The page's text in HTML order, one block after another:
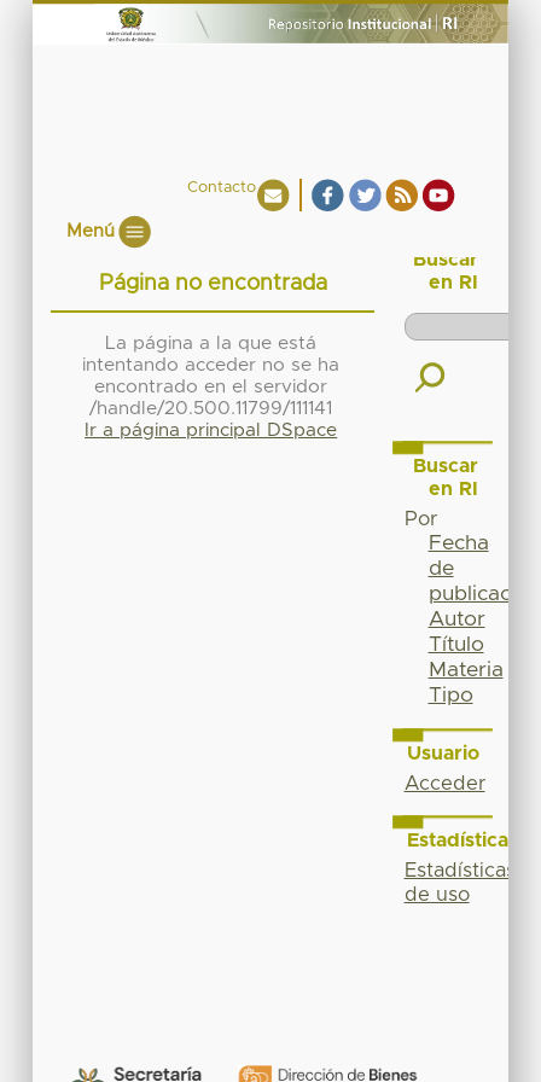
Contacto
Menú
Página no encontrada
La página a la que está
intentando acceder no se ha
encontrado en el servidor
/handle/20.500.11799/111141
Ir a página principal DSpace
Buscar
en RI
Buscar
en RI
Por
Fecha
de
publicación
Autor
Título
Materia
Tipo
Usuario
Acceder
Estadísticas
Estadísticas
de uso